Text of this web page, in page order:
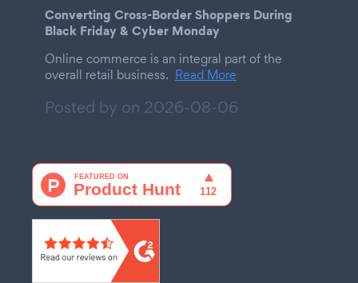
Converting Cross-Border Shoppers During
Black Friday & Cyber Monday
Online commerce is an integral part of the
overall retail business. Read More
Posted by on 2026-08-06